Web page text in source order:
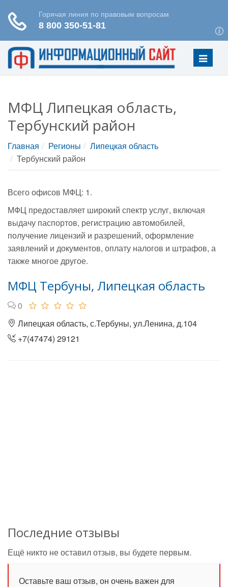
Меню
МФЦ Липецкая область,
Тербунский район
Главная Регионы
Липецкая область
Тербунский район
Всего офисов МФЦ: 1.
МФЦ предоставляет широкий спектр услуг, включая
выдачу паспортов, регистрацию автомобилей,
получение лицензий и разрешений, оформление
заявлений и документов, оплату налогов и штрафов, а
также многое другое.
МФЦ Тербуны, Липецкая область
0
Липецкая область, с.Тербуны, ул.Ленина, д.104
+7(47474) 29121
Последние отзывы
Ещё никто не оставил отзыв, вы будете первым.
Оставьте ваш отзыв, он очень важен для